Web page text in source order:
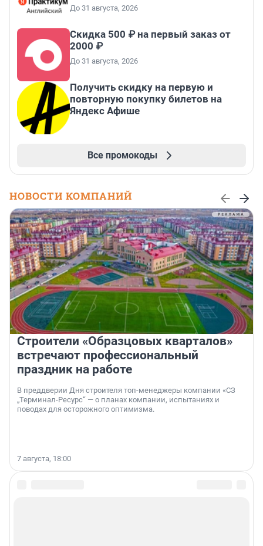
До 31 августа, 2026
Скидка 500 ₽ на первый заказ от
2000 ₽
До 31 августа, 2026
Получить скидку на первую и
повторную покупку билетов на
Яндекс Афише
Все промокоды
НОВОСТИ КОМПАНИЙ
Строители «Образцовых кварталов»
встречают профессиональный
праздник на работе
В преддверии Дня строителя топ-менеджеры компании «СЗ
„Терминал-Ресурс“ — о планах компании, испытаниях и
поводах для осторожного оптимизма.
7 августа, 18:00